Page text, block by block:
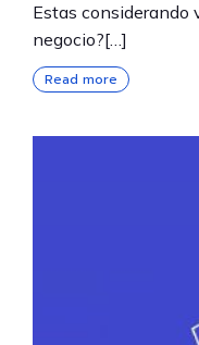
Estas considerando
negocio?[…]
Read more